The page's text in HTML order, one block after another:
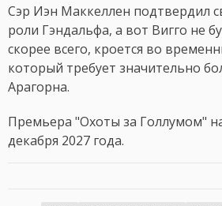
Сэр Иэн Маккеллен подтвердил
роли Гэндальфа, а вот Вигго не
скорее всего, кроется во
который требует значительно
Арагорна.
Премьера "Охоты за Голлумом"
декабря 2027 года.